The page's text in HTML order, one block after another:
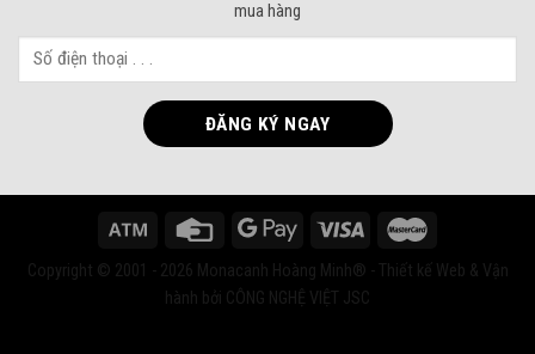
mua hàng
Copyright © 2001 - 2026 Monacanh Hoàng Minh® - Thiết kế Web & Vận
hành bởi CÔNG NGHỆ VIỆT JSC